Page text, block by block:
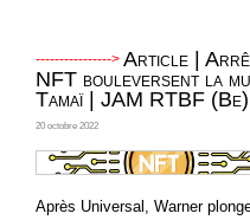
Article |
NFT bouleversent la
Tamaï | JAM RTBF (Be)
20 octobre 2022
Après Universal, Warner